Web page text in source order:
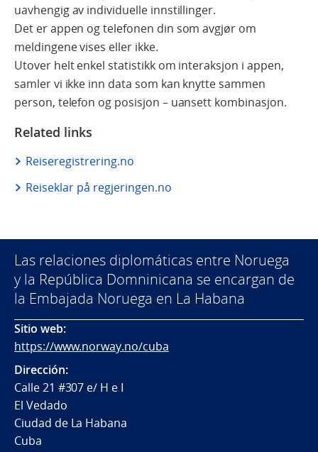
uavhengig av individuelle innstillinger.
Det er appen og telefonen din som avgjør om
meldingene vises eller ikke.
Utover helt enkel statistikk om interaksjon i appen,
samler vi ikke inn data som kan knytte sammen
person, telefon og posisjon – uansett kombinasjon.
Related links
Reiseregistrering.no
Reiseklar på regjeringen.no
Las relaciones diplomáticas entre Noruega
y la República Domninicana se encargan de
la Embajada Noruega en La Habana
Sitio web:
https://www.norway.no/cuba
Dirección:
Calle 21 #307 e/ H e I
El Vedado
Ciudad de La Habana
Cuba